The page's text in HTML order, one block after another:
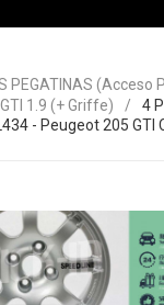
PEGATINAS (acceso
1.9 (+ Griffe)
4
- Peugeot 205 GTI